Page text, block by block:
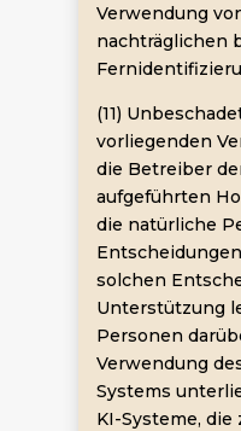
Verwendung
nachträglichen
(11)
vorliegenden
die Betreiber
aufgeführten
die natürliche
solchen
Unterstützung
Personen
Verwendung
Systems
KI-Systeme, die